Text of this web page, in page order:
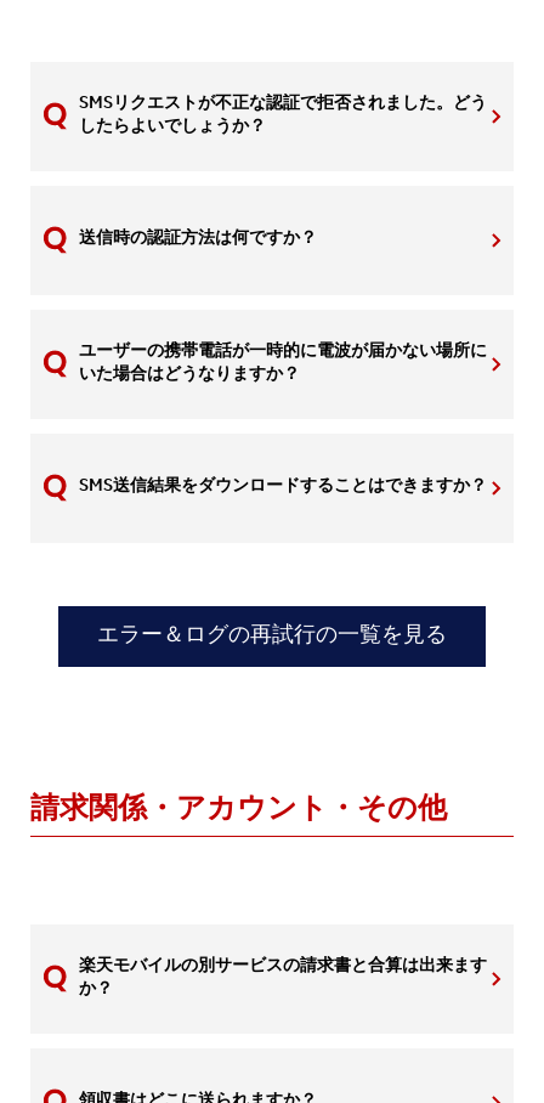
SMSリクエストが不正な認証で拒否されました。どう
したらよいでしょうか？
送信時の認証方法は何ですか？
ユーザーの携帯電話が一時的に電波が届かない場所に
いた場合はどうなりますか？
SMS送信結果をダウンロードすることはできますか？
エラー＆ログの再試行の一覧を見る
請求関係・アカウント・その他
楽天モバイルの別サービスの請求書と合算は出来ます
か？